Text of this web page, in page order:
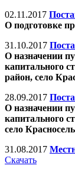
02.11.2017
О подготовке
31.10.2017
О назначении
капитального
район, село
28.09.2017
О назначении
капитального
село
31.08.2017
Скачать